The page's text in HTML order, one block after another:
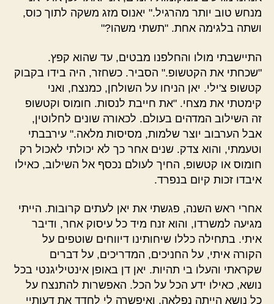
מנחש טוב יותר מהרגיל." יאנוס מזג משקה לתוך כוס,
ושתה בלגימה אחת. "תשתי משהו?"
התיישבתי מולו והחלפנו מבטים, עד שהוא קפץ.
"שכחתי את הקטשופ." הסביר. כשחזר, היה בידו בקבוק
קטשופ צ'ילי. יאן הניחו על השולחן, כמנצח, ואני
קימטתי את מצחי. "את חייבת לנסות. חומוס וקטשופ
זה השילוב המדהים בעולם. לכאורה שונים לחלוטין,
אבל הערבוב יוצר שלמות, מסיסות מלאה." עירבבתי
וטעמתי, והוא צדק. שנים אחר כך לא יכולתי לאכול רק
חומוס או קטשופ, החיך לעולם נכסף אל השילוב, כאילו
איבדו זכות קיום בנפרד.
אחרי ראש השנה, פגשתי את יאן לעתים קרובות. הייתי
מגיעה למשרדו, והוא זנח מיד כל עיסוק אחר, ודיבר
איתי. בתחילה כללו שיחותינו דיווחים שוטפים על
הקורה איתי, על החניכים, המדריכים, על דברים
שקראתי והעלו בי תהיות. יאן דן באופן אינטיליגנטי בכל
נושא, כאילו ידע הכל על הכל. האפשרות להתנצח על
כל נושא הייתה נפלאה, ואיפשרה לי לחדד את דעותיי